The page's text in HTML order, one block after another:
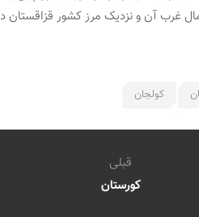
آن و نزدیک مرز کشور قزاقستان
کولجان
قبلی
کورستان